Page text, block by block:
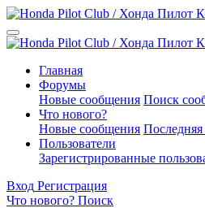
Главная
Форумы
Новые сообщения Поиск
Что нового?
Новые сообщения Последняя
Пользователи
Зарегистрированные
Вход Регистрация
Что нового? Поиск